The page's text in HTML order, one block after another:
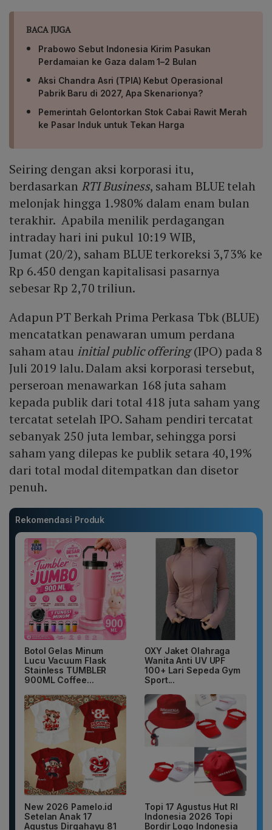
BACA JUGA
Prabowo Sebut Indonesia Kirim Pasukan
Perdamaian ke Gaza dalam 1–2 Bulan
Aksi Chandra Asri (TPIA) Kebut Operasional
Pabrik Baru di 2027, Apa Skenarionya?
Pemerintah Gelontorkan Stok Cabai Rawit Merah
ke Pasar Induk untuk Tekan Harga
Seiring dengan aksi korporasi itu,
berdasarkan RTI Business, saham BLUE telah
melonjak hingga 1.980% dalam enam bulan
terakhir. Apabila menilik perdagangan
intraday hari ini pukul 10:19 WIB,
Jumat (20/2), saham BLUE terkoreksi 3,73% ke
Rp 6.450 dengan kapitalisasi pasarnya
sebesar Rp 2,70 triliun.
Adapun PT Berkah Prima Perkasa Tbk (BLUE)
mencatatkan penawaran umum perdana
saham atau initial public offering(IPO) pada 8
Juli 2019 lalu. Dalam aksi korporasi tersebut,
perseroan menawarkan 168 juta saham
kepada publik dari total 418 juta saham yang
tercatat setelah IPO. Saham pendiri tercatat
sebanyak 250 juta lembar, sehingga porsi
saham yang dilepas ke publik setara 40,19%
dari total modal ditempatkan dan disetor
penuh.
Rekomendasi Produk
Botol Gelas Minum
Lucu Vacuum Flask
Stainless TUMBLER
900ML Coffee...
OXY Jaket Olahraga
Wanita Anti UV UPF
100+ Lari Sepeda Gym
Sport...
New 2026 Pamelo.id
Setelan Anak 17
Agustus Dirgahayu 81
Topi 17 Agustus Hut RI
Indonesia 2026 Topi
Bordir Logo Indonesia